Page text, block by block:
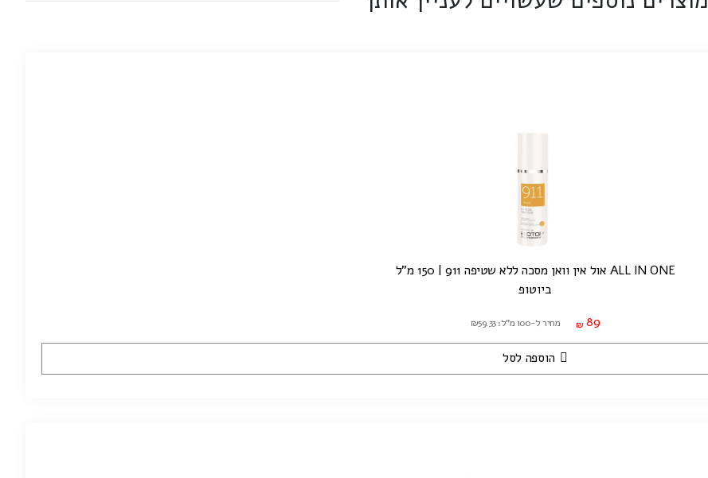
ALL IN ONE אול אין וואן מסכה ללא שטיפה 911 | 150 מ"ל
ביוטופ
₪ 89 מחיר ל-100 מ"ל: ₪59.33
הוספה לסל